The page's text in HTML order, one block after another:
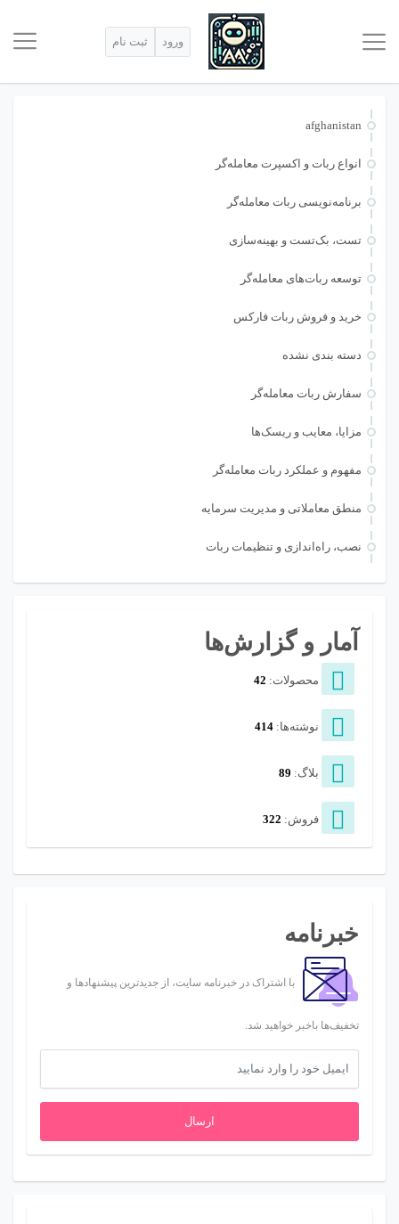
ورود ثبت نام
afghanistan
انواع ربات و اکسپرت معامله‌گر
برنامه‌نویسی ربات معامله‌گر
تست، بک‌تست و بهینه‌سازی
توسعه ربات‌های معامله‌گر
خرید و فروش ربات فارکس
دسته بندی نشده
سفارش ربات معامله‌گر
مزایا، معایب و ریسک‌ها
مفهوم و عملکرد ربات معامله‌گر
منطق معاملاتی و مدیریت سرمایه
نصب، راه‌اندازی و تنظیمات ربات
آمار و گزارش‌ها
محصولات: 42
نوشته‌ها: 414
بلاگ: 89
فروش: 322
خبرنامه
با اشتراک در خبرنامه سایت، از جدیدترین پیشنهادها و
تخفیف‌ها باخبر خواهید شد.
ارسال